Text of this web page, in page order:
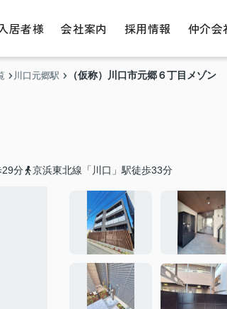
居者様 会社案内 採用情報 仲介会
川口元郷駅 （仮称）川口市元郷６丁目メゾン
29分 京浜東北線「川口」駅徒歩33分